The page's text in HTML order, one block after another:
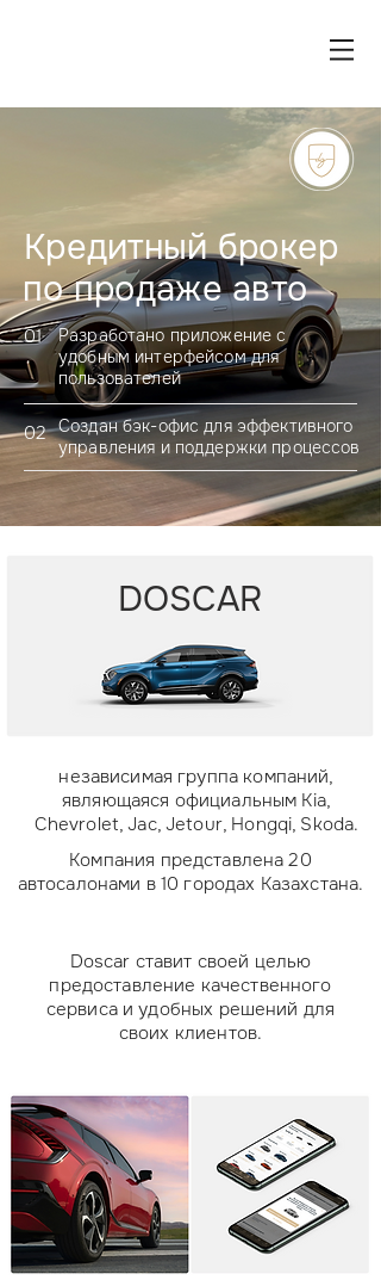
Кредитный брокер
по продаже авто
01
Разработано приложение с
удобным интерфейсом для
пользователей
02 Создан бэк-офис для эффективного
управления и поддержки процессов
DOSCAR
независимая группа компаний,
являющаяся официальным Kia,
Chevrolet, Jac, Jetour, Hongqi, Skoda.
Компания представлена 20
автосалонами в 10 городах Казахстана.
Doscar ставит своей целью
предоставление качественного
сервиса и удобных решений для
своих клиентов.